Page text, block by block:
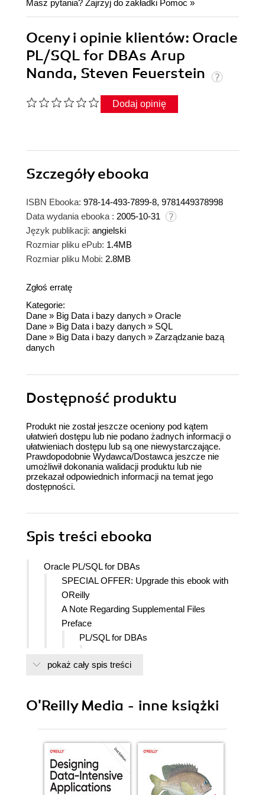
Masz pytania? Zajrzyj do zakładki Pomoc »
Oceny i opinie klientów: Oracle
PL/SQL for DBAs Arup
Nanda, Steven Feuerstein
Dodaj opinię
Szczegółyebooka
ISBN Ebooka: 978-14-493-7899-8, 9781449378998
Data wydania ebooka : 2005-10-31
Język publikacji: angielski
Rozmiar pliku ePub: 1.4MB
Rozmiar pliku Mobi: 2.8MB
Zgłoś erratę
Kategorie:
Dane » Big Data i bazy danych » Oracle
Dane » Big Data i bazy danych » SQL
Dane » Big Data i bazy danych » Zarządzanie bazą
danych
Dostępność produktu
Produkt nie został jeszcze oceniony pod kątem
ułatwień dostępu lub nie podano żadnych informacji o
ułatwieniach dostępu lub są one niewystarczające.
Prawdopodobnie Wydawca/Dostawca jeszcze nie
umożliwił dokonania walidacji produktu lub nie
przekazał odpowiednich informacji na temat jego
dostępności.
Spis treści ebooka
Oracle PL/SQL for DBAs
SPECIAL OFFER: Upgrade this ebook with
OReilly
A Note Regarding Supplemental Files
Preface
PL/SQL for DBAs
Optimizing Performance
Mentoring New Developers and
Conventions Used in This Book
About PL/SQL Versions
Resources for Developing PL/SQL
pokaż cały spis treści
O'Reilly Media - inne książki